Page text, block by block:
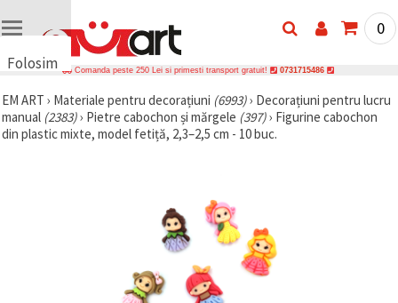
Folosim
uri
🍪 Folosim
cookie-uri
0
Comanda peste 250 Lei si primesti transport gratuit! 0731715486
EM ART › Materiale pentru decorațiuni (6993)› Decorațiuni pentru lucru
manual (2383)› Pietre cabochon și mărgele (397)› Figurine cabochon
din plastic mixte, model fetiță, 2,3–2,5 cm - 10 buc.